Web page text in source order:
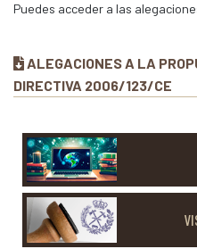
Puedes acceder a las
ALEGACIONES A LA
DIRECTIVA 2006/123/CE